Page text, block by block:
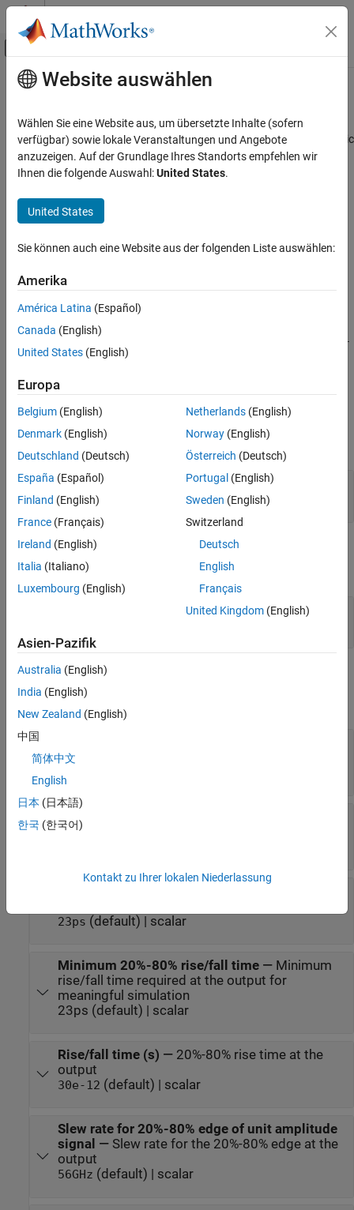
Weiter zum Inhalt
Umschaltung für Off-Canvas-
Startseite der Dokumentation
Mixed-Signal Blockset
Linearization and Analog Signal Processing
ON THIS PAGE
Ports
Parameters
Version History
See Also
Hauptinhalt
Slew Rate
Model amplitude, rise and fall times, and propagation delay of logic
gates
Mixed-Signal Blockset / Utilities
Description
block converts a logical signal to a signal with user-
defined finite slew rate and propagation delay.
Ports
Input
events—
scalar
Output
expand all
Parameters
calculate output step size
Default
Maximum frequency of interest (Hz)
Maximum frequency of interest at output
23ps (default) | scalar
Minimum 20%-80% rise/fall time— Minimum
rise/fall time required at the output for
meaningful simulation
23ps (default) | scalar
Rise/fall time (s) — 20%-80% rise time at the
output
30e-12 (default) | scalar
Slew rate for 20%-80% edge of unit amplitude
signal — Slew rate for the 20%-80% edge at the
output
56GHz (default) | scalar
Website auswählen
Wählen Sie eine Website aus, um übersetzte Inhalte (sofern
verfügbar) sowie lokale Veranstaltungen und Angebote
anzuzeigen. Auf der Grundlage Ihres Standorts empfehlen wir
Ihnen die folgende Auswahl:United States.
United States
Sie können auch eine Website aus der folgenden Liste auswählen:
Amerika
América Latina (Español)
Canada (English)
United States (English)
Europa
Belgium (English)
Denmark (English)
Deutschland (Deutsch)
España (Español)
Finland (English)
France (Français)
Ireland (English)
Italia (Italiano)
Luxembourg (English)
Netherlands(English)
Norway(English)
Österreich (Deutsch)
Portugal (English)
Sweden (English)
Switzerland
Deutsch
English
Français
United Kingdom(English)
Asien-Pazifik
Australia (English)
India (English)
New Zealand (English)
中国
简体中文
English
日本 (日本語)
한국 (한국어)
Kontakt zu Ihrer lokalen Niederlassung